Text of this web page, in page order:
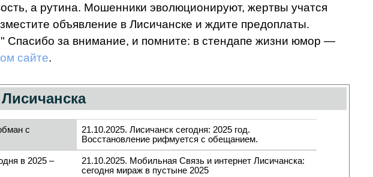
а рутина. Мошенники эволюционируют, жертвы учатся
объявление в Лисичанске и ждите предоплаты.
Спасибо за внимание, и помните: в стендапе жизни юмор —
сайте.
с
21.10.2025. Лисичанск сегодня: 2025 год.
Восстановление рифмуется с обещанием.
в 2025 –
21.10.2025. Мобильная Связь и интернет Лисичанска:
сегодня мираж в пустыне 2025